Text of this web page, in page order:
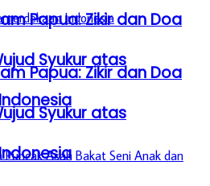
Papua: Zikir dan Doa
Syukur atas
Papua: Zikir dan Doa
Syukur atas